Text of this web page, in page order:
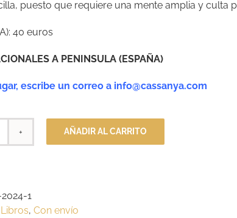
puesto que requiere una mente amplia y culta
40 euros
A PENINSULA (ESPAÑA)
escribe un correo a info@cassanya.com
AÑADIR AL CARRITO
2024-1
Libros, Con envío